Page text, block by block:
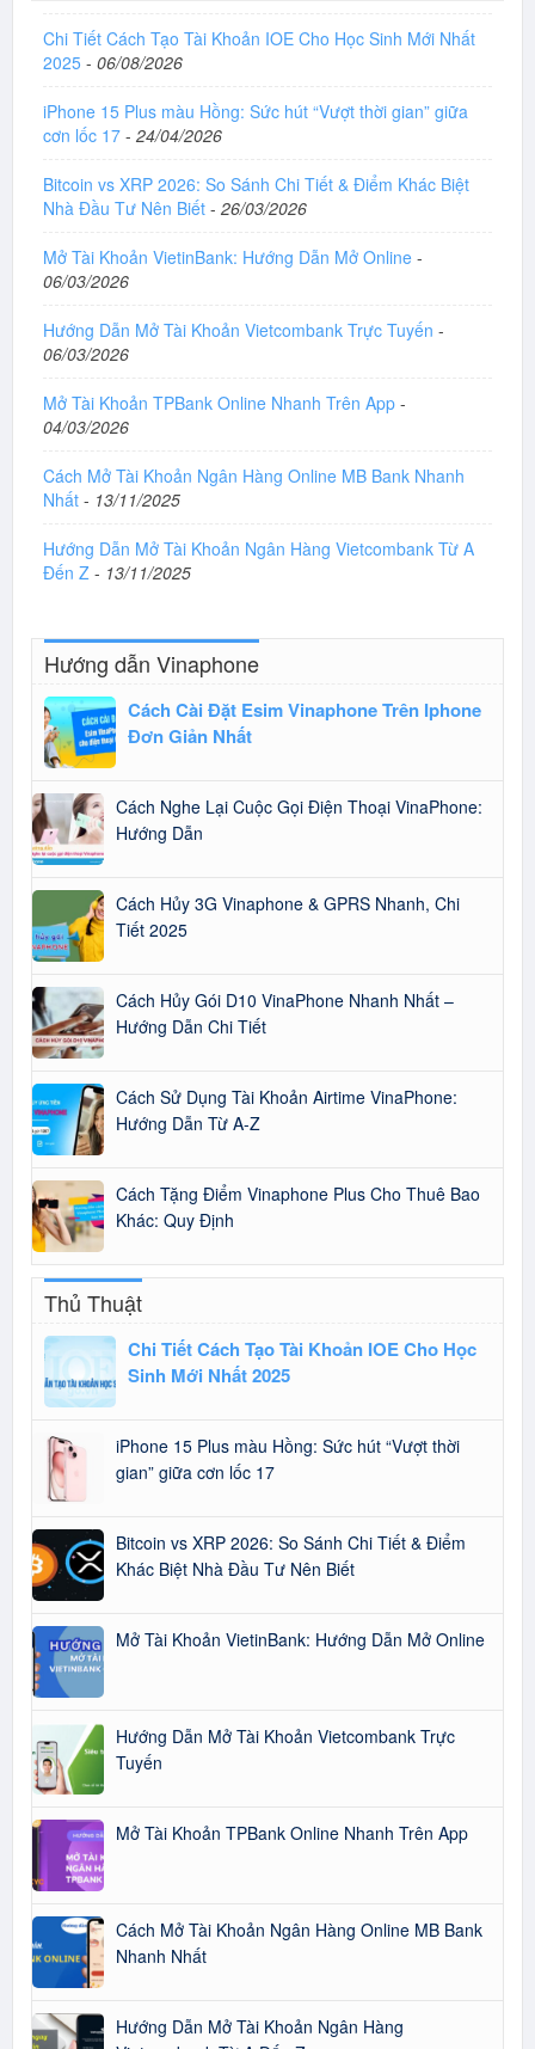
Chi Tiết Cách Tạo Tài Khoản IOE Cho Học Sinh Mới Nhất
2025 - 06/08/2026
iPhone 15 Plus màu Hồng: Sức hút “Vượt thời gian” giữa
cơn lốc 17 - 24/04/2026
Bitcoin vs XRP 2026: So Sánh Chi Tiết & Điểm Khác Biệt
Nhà Đầu Tư Nên Biết - 26/03/2026
Mở Tài Khoản VietinBank: Hướng Dẫn Mở Online -
06/03/2026
Hướng Dẫn Mở Tài Khoản Vietcombank Trực Tuyến -
06/03/2026
Mở Tài Khoản TPBank Online Nhanh Trên App -
04/03/2026
Cách Mở Tài Khoản Ngân Hàng Online MB Bank Nhanh
Nhất - 13/11/2025
Hướng Dẫn Mở Tài Khoản Ngân Hàng Vietcombank Từ A
Đến Z - 13/11/2025
Hướng dẫn Vinaphone
Cách Cài Đặt Esim Vinaphone Trên Iphone
Đơn Giản Nhất
Cách Nghe Lại Cuộc Gọi Điện Thoại VinaPhone:
Hướng Dẫn
Cách Hủy 3G Vinaphone & GPRS Nhanh, Chi
Tiết 2025
Cách Hủy Gói D10 VinaPhone Nhanh Nhất –
Hướng Dẫn Chi Tiết
Cách Sử Dụng Tài Khoản Airtime VinaPhone:
Hướng Dẫn Từ A-Z
Cách Tặng Điểm Vinaphone Plus Cho Thuê Bao
Khác: Quy Định
Thủ Thuật
Chi Tiết Cách Tạo Tài Khoản IOE Cho Học
Sinh Mới Nhất 2025
iPhone 15 Plus màu Hồng: Sức hút “Vượt thời
gian” giữa cơn lốc 17
Bitcoin vs XRP 2026: So Sánh Chi Tiết & Điểm
Khác Biệt Nhà Đầu Tư Nên Biết
Mở Tài Khoản VietinBank: Hướng Dẫn Mở Online
Hướng Dẫn Mở Tài Khoản Vietcombank Trực
Tuyến
Mở Tài Khoản TPBank Online Nhanh Trên App
Cách Mở Tài Khoản Ngân Hàng Online MB Bank
Nhanh Nhất
Hướng Dẫn Mở Tài Khoản Ngân Hàng